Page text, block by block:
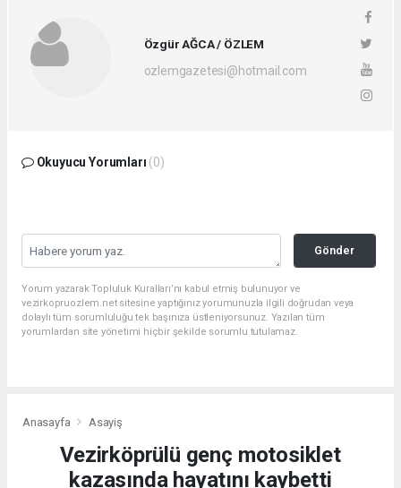
Özgür AĞCA / ÖZLEM
ozlemgazetesi@hotmail.com
Okuyucu Yorumları (0)
Gönder
Yorum yazarak Topluluk Kuralları’nı kabul etmiş bulunuyor ve
vezirkopruozlem.net sitesine yaptığınız yorumunuzla ilgili doğrudan veya
dolaylı tüm sorumluluğu tek başınıza üstleniyorsunuz. Yazılan tüm
yorumlardan site yönetimi hiçbir şekilde sorumlu tutulamaz.
Anasayfa Asayiş
Vezirköprülü genç motosiklet
kazasında hayatını kaybetti